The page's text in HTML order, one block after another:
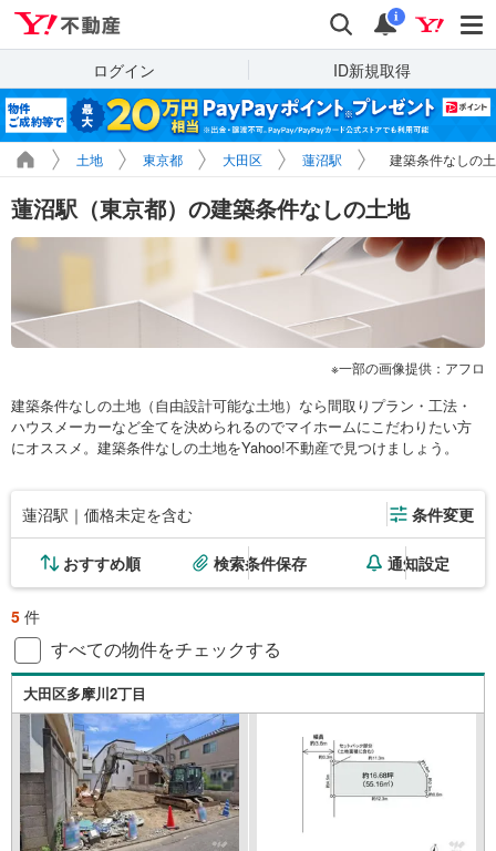
検索 通知
i
ログイン ID新規取得
土地 東京都 大田区 蓮沼駅 建築条件なしの
蓮沼駅（東京都）の建築条件なしの土地
一部の画像提供：アフロ
建築条件なしの土地（自由設計可能な土地）なら間取りプラン・工法・
ハウスメーカーなど全てを決められるのでマイホームにこだわりたい方
にオススメ。建築条件なしの土地をYahoo!不動産で見つけましょう。
蓮沼駅｜価格未定を含む 条件変更
おすすめ順 検索条件保存 通知設定
5 件
すべての物件をチェックする
大田区多摩川2丁目